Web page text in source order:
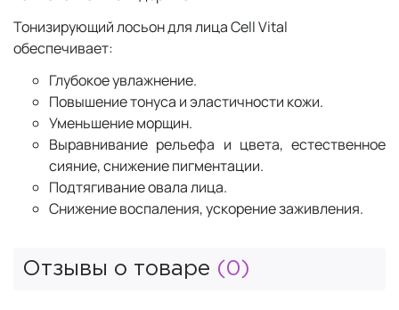
Тонизирующий лосьон для лица Cell Vital
обеспечивает:
Глубокое увлажнение.
Повышение тонуса и эластичности кожи.
Уменьшение морщин.
Выравнивание рельефа и цвета, естественное
сияние, снижение пигментации.
Подтягивание овала лица.
Снижение воспаления, ускорение заживления.
Отзывы о товаре (0)